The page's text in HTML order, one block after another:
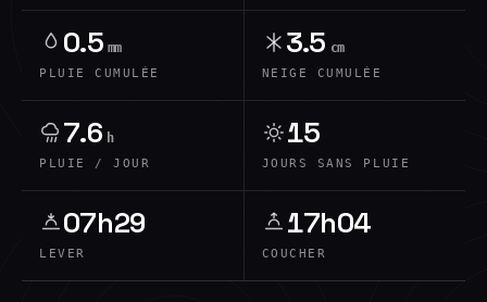
0.5 mm
PLUIE CUMULÉE
3.5 cm
NEIGE CUMULÉE
7.6 h
PLUIE / JOUR
15
JOURS SANS PLUIE
07h29
LEVER
17h04
COUCHER